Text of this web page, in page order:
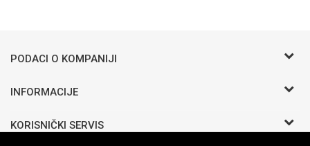
PODACI O KOMPANIJI
BIRO COMMERCE D.O.O
Bosanska b.b.
INFORMACIJE
Zaposlenje
KORISNIČKI SERVIS